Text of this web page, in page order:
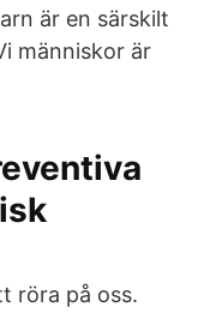
är en särskilt
människor är
röra på oss.